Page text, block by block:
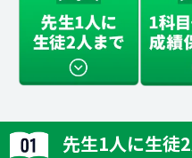
先生1人に生徒